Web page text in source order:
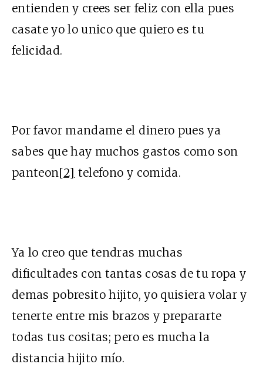
entienden y crees ser feliz con ella pues
casate yo lo unico que quiero es tu
felicidad.
Por favor mandame el dinero pues ya
sabes que hay muchos gastos como son
panteon[2] telefono y comida.
Ya lo creo que tendras muchas
dificultades con tantas cosas de tu ropa y
demas pobresito hijito, yo quisiera volar y
tenerte entre mis brazos y prepararte
todas tus cositas; pero es mucha la
distancia hijito mío.